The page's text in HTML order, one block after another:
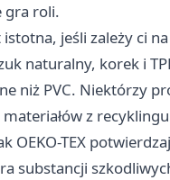
gra roli.
jeśli zależy ci
naturalny, korek i
niż PVC. Niektórzy
z
OEKO-TEX
substancji